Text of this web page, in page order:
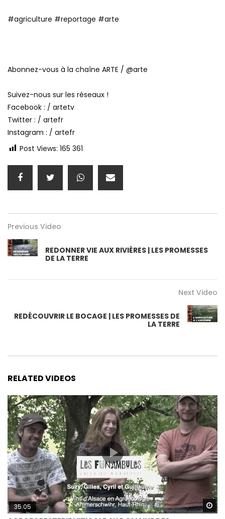
#agriculture #reportage #arte
Abonnez-vous à la chaîne ARTE / @arte
Suivez-nous sur les réseaux !
Facebook : / artetv
Twitter : / artefr
Instagram : / artefr
Post Views: 165 361
Previous Video
REDONNER VIE AUX RIVIÈRES | LES PROMESSES
DE LA TERRE
Next Video
REDÉCOUVRIR LE BOCAGE | LES PROMESSES DE
LA TERRE
RELATED VIDEOS
35:05